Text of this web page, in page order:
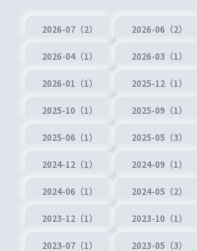
2026-07（2） 2026-06（2）
2026-04（1） 2026-03（1）
2026-01（1） 2025-12（1）
2025-10（1） 2025-09（1）
2025-06（1） 2025-05（3）
2024-12（1） 2024-09（1）
2024-06（1） 2024-05（2）
2023-12（1） 2023-10（1）
2023-07（1） 2023-05（3）